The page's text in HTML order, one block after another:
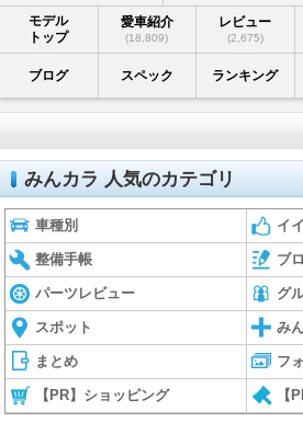
モデル
トップ
愛車紹介
(18,809)
レビュー
(2,675)
ブログ スペック ランキング
みんカラ 人気のカテゴリ
車種別 イ
整備手帳 ブ
パーツレビュー グ
スポット み
まとめ フ
【PR】ショッピング 【